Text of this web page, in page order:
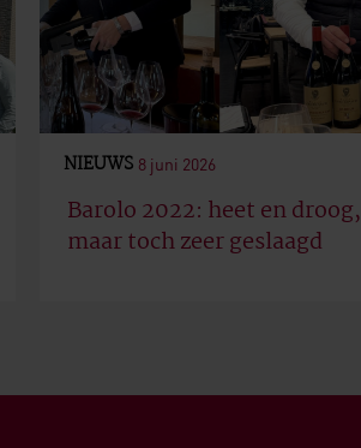
NIEUWS 8 juni 2026
Barolo 2022: heet en droog,
maar toch zeer geslaagd